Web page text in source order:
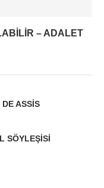
– ADALET
ASSIS
SÖYLEŞISI